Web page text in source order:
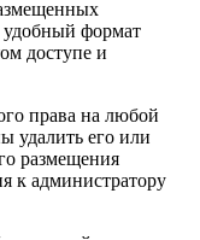
удобный формат
доступе и
права на любой
удалить его или
размещения
к администратору